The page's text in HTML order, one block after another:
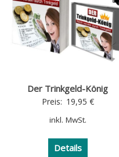
Der Trinkgeld-König
Preis: 19,95 €
inkl. MwSt.
Details